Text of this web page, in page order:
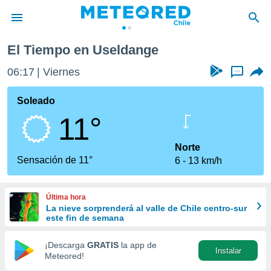
de
por
que se
calidad.
a este
las
y
forma
digital
basada
El Tiempo en Useldange
06:17 Viernes ...
Soleado
11°
Sensación de 11°
Norte
6
13 km/h
Última hora
La nieve sorprenderá al valle de Chile centro-sur
este fin de semana
¡Descarga GRATIS la app de
Meteored!
Instalar